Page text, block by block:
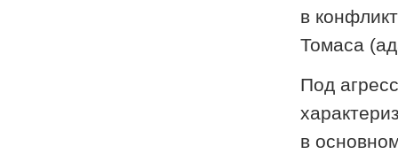
в
Томаса
Под
в